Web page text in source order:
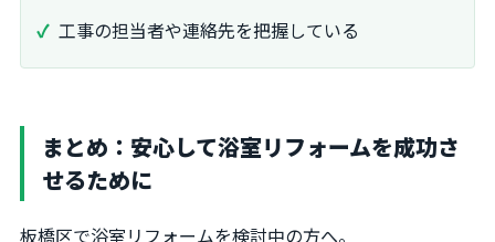
工事の担当者や連絡先を把握している
まとめ：安心して浴室リフォームを成功さ
せるために
板橋区で浴室リフォームを検討中の方へ。